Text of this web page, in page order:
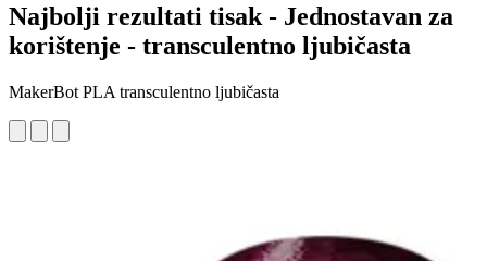
Najbolji rezultati tisak - Jednostavan za
korištenje - transculentno ljubičasta
MakerBot PLA transculentno ljubičasta